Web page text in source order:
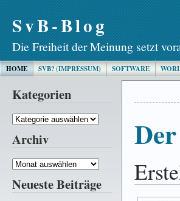
SvB-Blog
Die Freiheit der Meinung setzt
HOME SVB? (IMPRESSUM) SOFTWARE
Kategorien
Kategorien
Archiv
Archiv
Neueste Beiträge